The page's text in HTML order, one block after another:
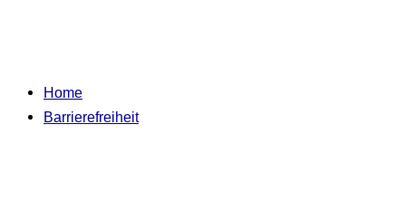
Home
Barrierefreiheit